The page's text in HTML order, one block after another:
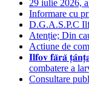
29 iulie 2026,
Informare cu
D.G.A.S.P.C
Atenție; Din
Actiune de
𝐈𝐥𝐟𝐨𝐯 𝐟𝐚̆𝐫𝐚̆
combatere a
Consultare